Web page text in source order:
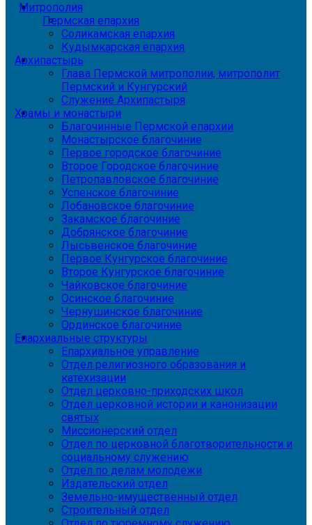
Митрополия
Пермская епархия
Соликамская епархия
Кудымкарская епархия
Архипастырь
Глава Пермской митрополии, митрополит
Пермский и Кунгурский
Служение Архипастыря
Храмы и монастыри
Благочинные Пермской епархии
Монастырское благочиние
Первое городское благочиние
Второе Городское благочиние
Петропавловское благочиние
Успенское благочиние
Лобановское благочиние
Закамское благочиние
Добрянское благочиние
Лысьвенское благочиние
Первое Кунгурское благочиние
Второе Кунгурское благочиние
Чайковское благочиние
Осинское благочиние
Чернушинское благочиние
Ординское благочиние
Епархиальные структуры
Епархиальное управление
Отдел религиозного образования и
катехизации
Отдел церковно-приходских школ
Отдел церковной истории и канонизации
святых
Миссионерский отдел
Отдел по церковной благотворительности и
социальному служению
Отдел по делам молодежи
Издательский отдел
Земельно-имущественный отдел
Строительный отдел